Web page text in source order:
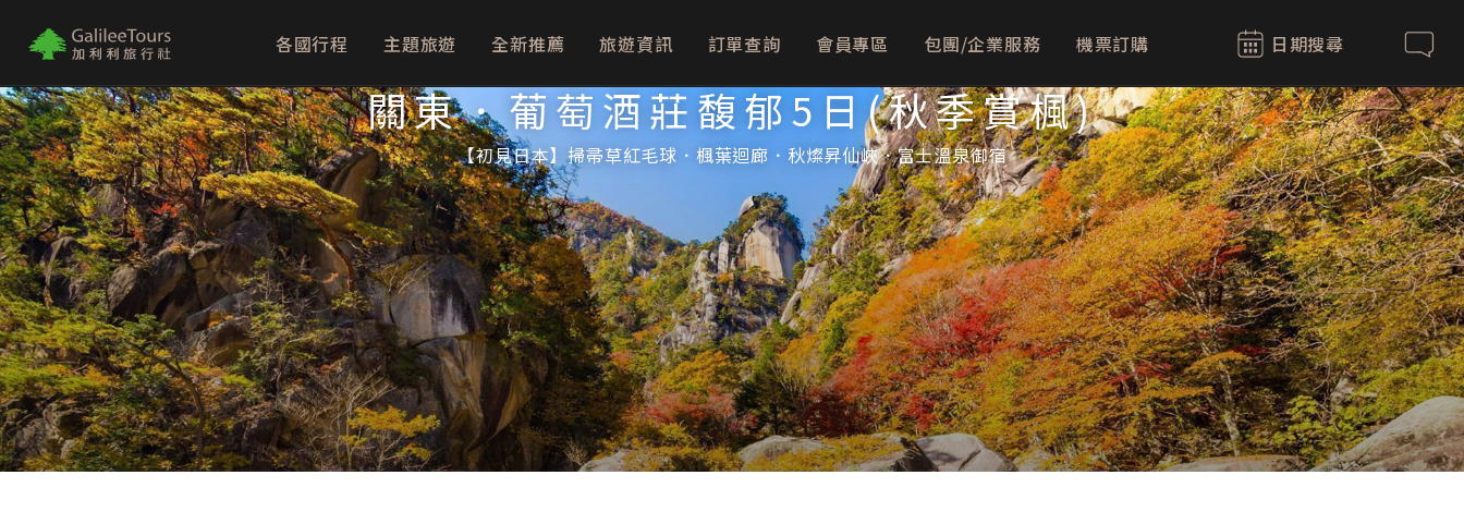
logo 各國行程 主題旅遊 全新推薦 旅遊資訊 訂單查詢 會員專區 包團/企業服務 機票訂購 日期搜尋
聯絡我
關東．葡萄酒莊馥郁5日(秋季賞楓)
【初見日本】掃帚草紅毛球．楓葉迴廊．秋燦昇仙峽．富士溫泉御宿